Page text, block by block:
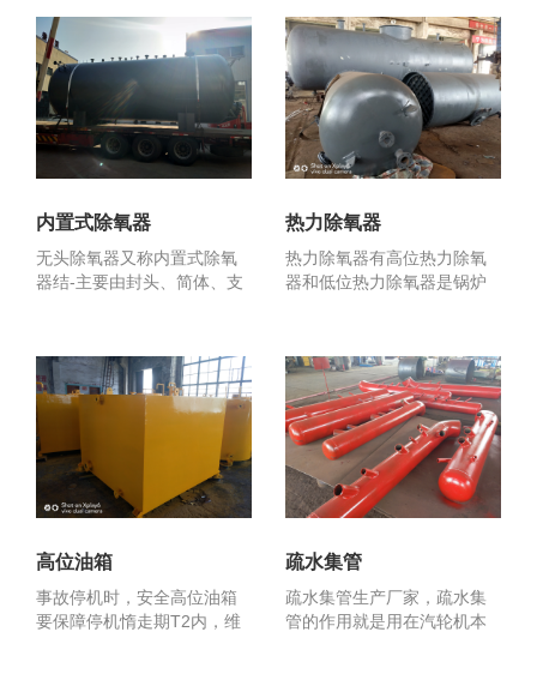
内置式除氧器
无头除氧器又称内置式除氧
器结-主要由封头、简体、支
热力除氧器
热力除氧器有高位热力除氧
器和低位热力除氧器是锅炉
高位油箱
事故停机时，安全高位油箱
要保障停机惰走期T2内，维
疏水集管
疏水集管生产厂家，疏水集
管的作用就是用在汽轮机本